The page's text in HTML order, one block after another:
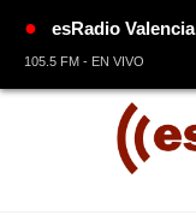
Skip
● esRadio Valencia
105.5 FM - EN VIVO